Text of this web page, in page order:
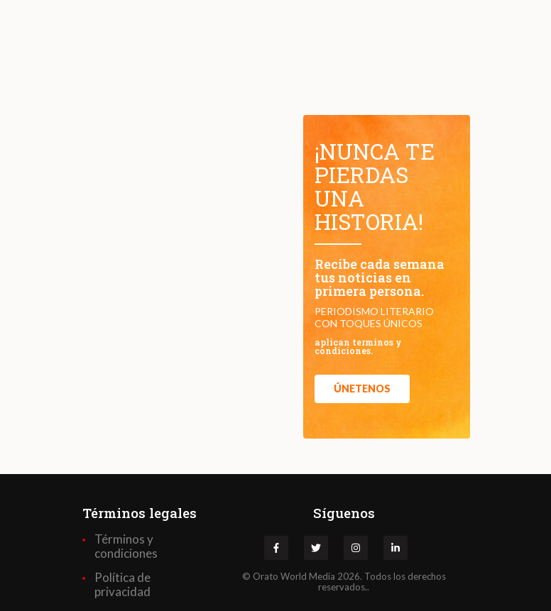
¡NUNCA TE
PIERDAS
UNA
HISTORIA!
Recibe cada semana
tus noticias en
primera persona.
PERIODISMO LITERARIO
CON TOQUES ÚNICOS
aplican terminos y
condiciones.
ÚNETENOS
Términos legales
Términos y
condiciones
Política de
privacidad
Síguenos
© Orato World Media 2026. Todos los derechos
reservados..